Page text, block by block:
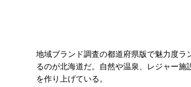
地域ブランド調査の都道府県版で魅力度
るのが北海道だ。自然や温泉、レジャー
を作り上げている。